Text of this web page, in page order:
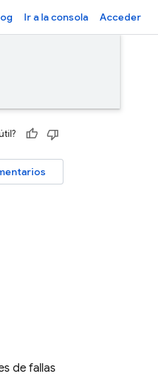
Ir a la consola Acceder
de fallas